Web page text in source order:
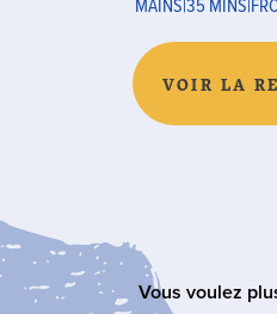
VOIR LA
Vous voulez